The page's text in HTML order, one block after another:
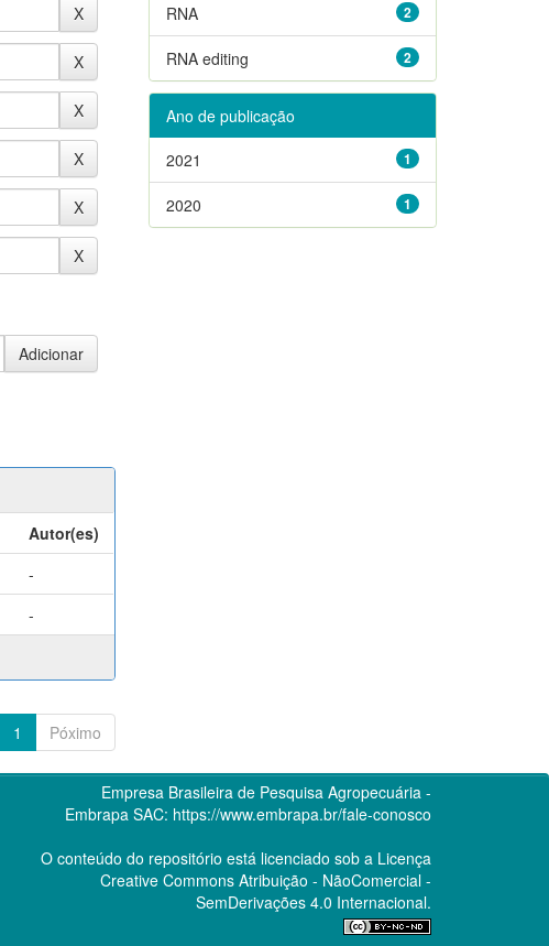
Autor(es)
-
-
1 Póximo
2
RNA
2
RNA editing
Ano de publicação
1
2021
1
2020
Empresa Brasileira de Pesquisa Agropecuária -
Embrapa SAC: https://www.embrapa.br/fale-conosco
O conteúdo do repositório está licenciado sob a Licença
Creative CommonsAtribuição - NãoComercial -
SemDerivações 4.0 Internacional.